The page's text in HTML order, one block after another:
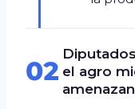
02 el agro